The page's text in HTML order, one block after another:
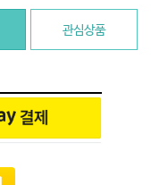
관심상품